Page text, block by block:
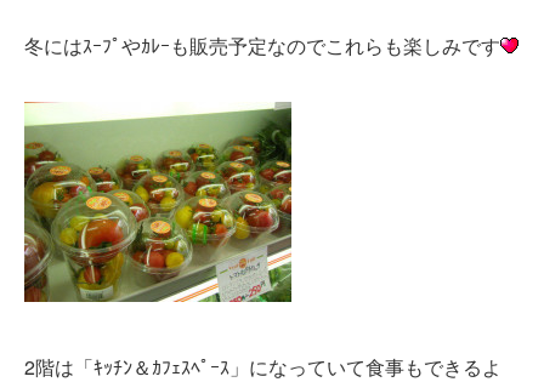
冬にはｽｰﾌﾟやｶﾚｰも販売予定なのでこれらも楽しみです
2階は「ｷｯﾁﾝ＆ｶﾌｪｽﾍﾟｰｽ」になっていて食事もできるよ